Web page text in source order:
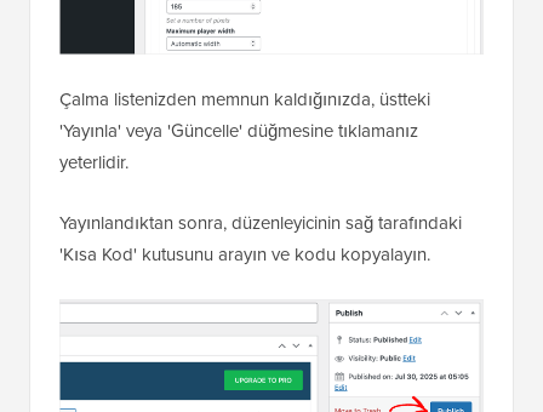
Çalma listenizden memnun kaldığınızda, üstteki
'Yayınla' veya 'Güncelle' düğmesine tıklamanız
yeterlidir.
Yayınlandıktan sonra, düzenleyicinin sağ tarafındaki
'Kısa Kod' kutusunu arayın ve kodu kopyalayın.